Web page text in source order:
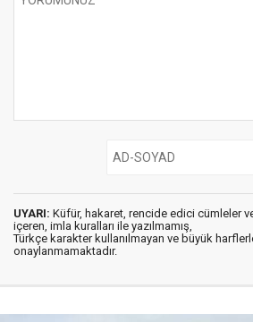
UYARI: Küfür, hakaret, rencide edici cümleler
içeren, imla kuralları ile yazılmamış,
Türkçe karakter kullanılmayan ve büyük
onaylanmamaktadır.